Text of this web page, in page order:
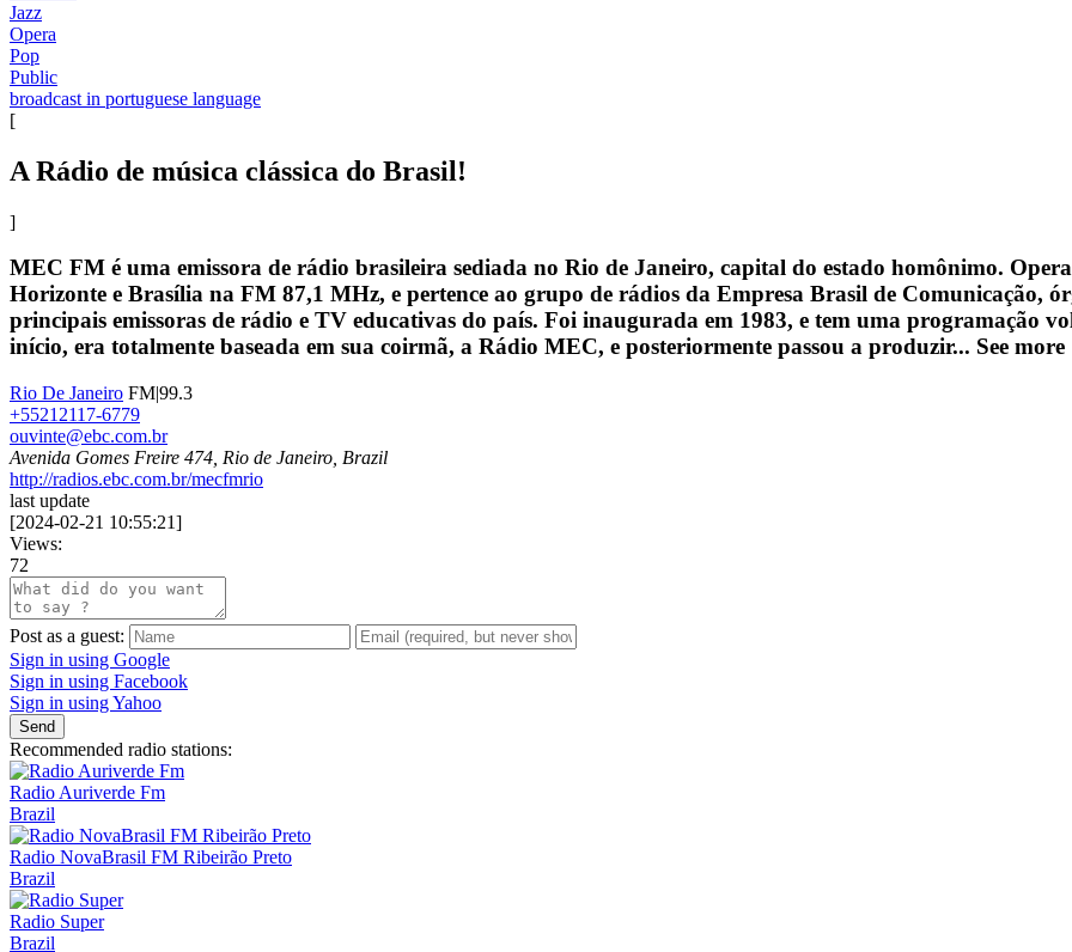
Jazz
Opera
Pop
Public
broadcast in portuguese language
[
A Rádio de música clássica do Brasil!
]
MEC FM é uma emissora de rádio brasileira sediada no Rio de Janeiro, capital do estado homônimo.
Horizonte e Brasília na FM 87,1 MHz, e pertence ao grupo de rádios da Empresa Brasil de Comunicação,
principais emissoras de rádio e TV educativas do país. Foi inaugurada em 1983, e tem uma programação
início, era totalmente baseada em sua coirmã, a Rádio MEC, e posteriormente passou a produzir... See more
Rio De Janeiro FM|99.3
+55212117-6779
ouvinte@ebc.com.br
Avenida Gomes Freire 474, Rio de Janeiro, Brazil
http://radios.ebc.com.br/mecfmrio
last update
[2024-02-21 10:55:21]
Views:
72
Post as a guest:
Sign in using Google
Sign in using Facebook
Sign in using Yahoo
Send
Recommended radio stations:
Radio Auriverde Fm
Brazil
Radio NovaBrasil FM Ribeirão Preto
Brazil
Radio Super
Brazil